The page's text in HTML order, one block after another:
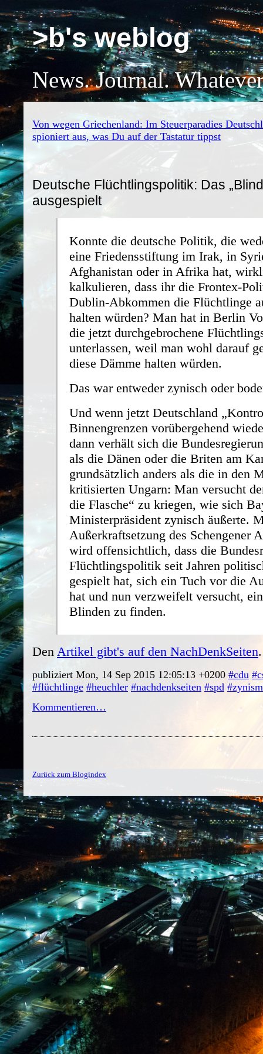
>b's weblog
News. Journal.
Von wegen Griechenland: Im Steuerparadies
spioniert aus, was Du auf der Tastatur tippst
Deutsche Flüchtlingspolitik: Das
ausgespielt
Konnte die deutsche Politik, die
eine Friedensstiftung im Irak, in
Afghanistan oder in Afrika hat,
kalkulieren, dass ihr die Frontex-
Dublin-Abkommen die Flüchtlinge
halten würden? Man hat in Berlin
die jetzt durchgebrochene
unterlassen, weil man wohl darauf
diese Dämme halten würden.
Das war entweder zynisch oder
Und wenn jetzt Deutschland
Binnengrenzen vorübergehend
dann verhält sich die
als die Dänen oder die Briten am
grundsätzlich anders als die in den
kritisierten Ungarn: Man versucht
die Flasche“ zu kriegen, wie sich
Ministerpräsident zynisch äußerte.
Außerkraftsetzung des Schengener
wird offensichtlich, dass die
Flüchtlingspolitik seit Jahren
gespielt hat, sich ein Tuch vor die
hat und nun verzweifelt versucht,
Blinden zu finden.
Den Artikel gibt's auf den NachDenkSeiten.
publiziert Mon, 14 Sep 2015 12:05:13 +0200 #cdu
#flüchtlinge #heuchler #nachdenkseiten #spd
Kommentieren…
Zurück zum Blogindex